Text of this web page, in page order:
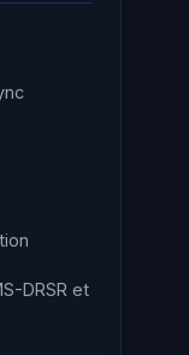
DRSR et